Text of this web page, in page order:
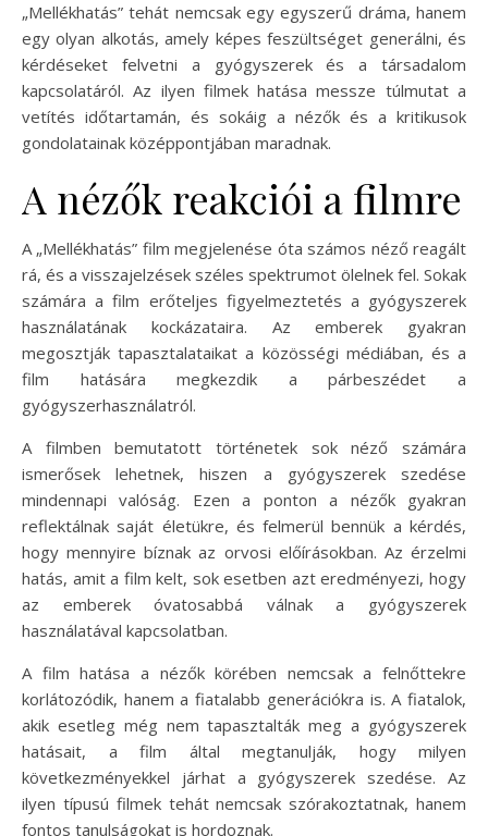
„Mellékhatás” tehát nemcsak egy egyszerű dráma, hanem
egy olyan alkotás, amely képes feszültséget generálni, és
kérdéseket felvetni a gyógyszerek és a társadalom
kapcsolatáról. Az ilyen filmek hatása messze túlmutat a
vetítés időtartamán, és sokáig a nézők és a kritikusok
gondolatainak középpontjában maradnak.
A nézők reakciói a filmre
A „Mellékhatás” film megjelenése óta számos néző reagált
rá, és a visszajelzések széles spektrumot ölelnek fel. Sokak
számára a film erőteljes figyelmeztetés a gyógyszerek
használatának kockázataira. Az emberek gyakran
megosztják tapasztalataikat a közösségi médiában, és a
film hatására megkezdik a párbeszédet a
gyógyszerhasználatról.
A filmben bemutatott történetek sok néző számára
ismerősek lehetnek, hiszen a gyógyszerek szedése
mindennapi valóság. Ezen a ponton a nézők gyakran
reflektálnak saját életükre, és felmerül bennük a kérdés,
hogy mennyire bíznak az orvosi előírásokban. Az érzelmi
hatás, amit a film kelt, sok esetben azt eredményezi, hogy
az emberek óvatosabbá válnak a gyógyszerek
használatával kapcsolatban.
A film hatása a nézők körében nemcsak a felnőttekre
korlátozódik, hanem a fiatalabb generációkra is. A fiatalok,
akik esetleg még nem tapasztalták meg a gyógyszerek
hatásait, a film által megtanulják, hogy milyen
következményekkel járhat a gyógyszerek szedése. Az
ilyen típusú filmek tehát nemcsak szórakoztatnak, hanem
fontos tanulságokat is hordoznak.